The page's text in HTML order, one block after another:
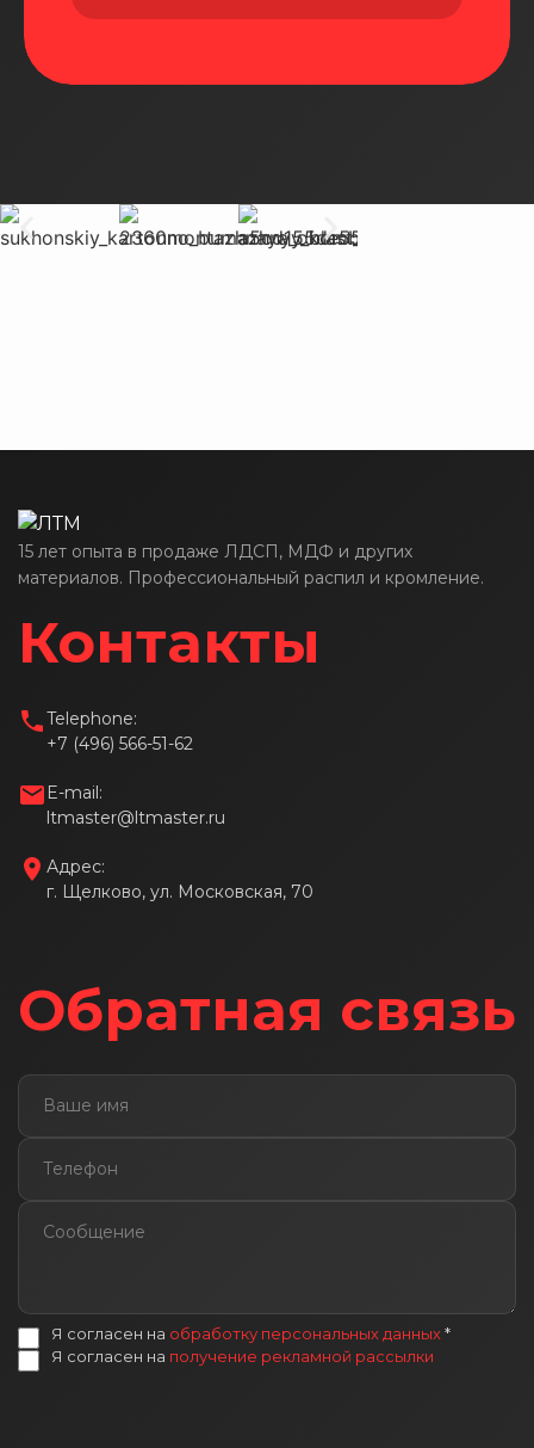
15 лет опыта в продаже ЛДСП, МДФ и других
материалов. Профессиональный распил и кромление.
Контакты
Telephone:
+7 (496) 566-51-62
E-mail:
ltmaster@ltmaster.ru
Адрес:
г. Щелково, ул. Московская, 70
Обратная связь
Я согласен на обработку персональных данных*
Я согласен на получение рекламной рассылки